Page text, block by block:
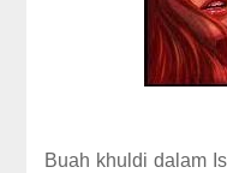
Buah khuldi dalam